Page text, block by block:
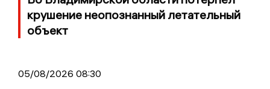
крушение неопознанный летательный
объект
05/08/2026 08:30